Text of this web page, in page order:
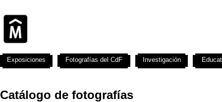
Catálogo de fotografías
Exposiciones Fotografías del CdF Investigación